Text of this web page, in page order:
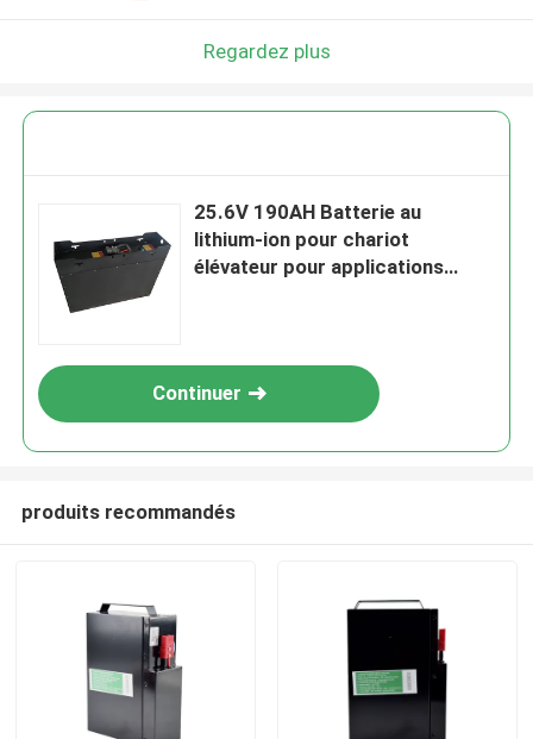
Regardez plus
25.6V 190AH Batterie au
lithium-ion pour chariot
élévateur pour applications
Continuer
produits recommandés